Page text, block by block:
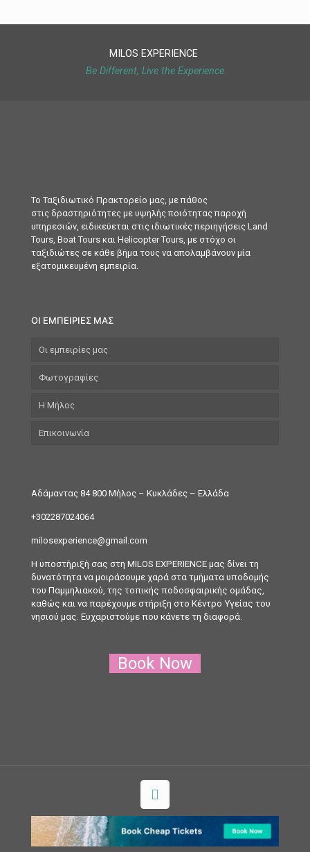
MILOS EXPERIENCE
Be Different, Live the Experience
Το Ταξιδιωτικό Πρακτορείο μας, με πάθος
στις δραστηριότητες με υψηλής ποιότητας παροχή
υπηρεσιών, ειδικεύεται στις ιδιωτικές περιηγήσεις Land
Tours, Boat Tours και Helicopter Tours, με στόχο οι
ταξιδιώτες σε κάθε βήμα τους να απολαμβάνουν μία
εξατομικευμένη εμπειρία.
ΟΙ ΕΜΠΕΙΡΙΕΣ ΜΑΣ
Οι εμπειρίες μας
Φωτογραφίες
Η Μήλος
Επικοινωνία
Αδάμαντας 84 800 Μήλος – Κυκλάδες – Ελλάδα
+302287024064
milosexperience@gmail.com
H υποστήριξή σας στη MILOS EXPERIENCE μας δίνει τη
δυνατότητα να μοιράσουμε χαρά στα τμήματα υποδομής
του Παμμηλιακού, της τοπικής ποδοσφαιρικής ομάδας,
καθώς και να παρέχουμε στήριξη στο Κέντρο Υγείας του
νησιού μας. Ευχαριστούμε που κάνετε τη διαφορά.
Book Now